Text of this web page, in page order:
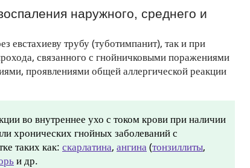
наружного, среднего и
евстахиеву трубу (туботимпанит), так и при
связанного с гнойничковыми поражениями
проявлениями общей аллергической реакции
во внутреннее ухо с током крови при наличии
хронических гнойных заболеваний с
таких как: скарлатина, ангина(тонзиллиты,
и др.